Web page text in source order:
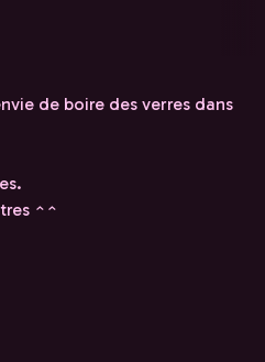
de boire des verres dans
^^